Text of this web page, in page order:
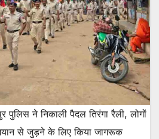
पुलिस ने निकाली पैदल तिरंगा रैली, लोगों
से जुड़ने के लिए किया जागरूक